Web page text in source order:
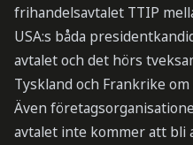
frihandelsavtalet TTIP
USA:s båda
avtalet och det hörs
Tyskland och Frankrike
Även
avtalet inte kommer att bli